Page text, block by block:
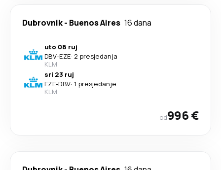
Dubrovnik- Buenos Aires 16 dana
uto 08 ruj
DBV-EZE· 2 presjedanja
KLM
sri 23 ruj
EZE-DBV· 1 presjedanje
KLM
od996 €